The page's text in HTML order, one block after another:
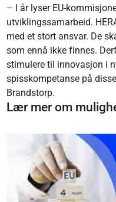
– I år lyser EU-
utviklingssamarbeid.
med et stort ansvar. De
som ennå ikke finnes.
stimulere til innovasjon i
spisskompetanse på
Brandstorp.
Lær mer om